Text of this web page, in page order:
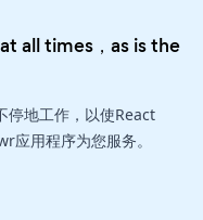
all times，as is the
停地工作，以使React
用程序为您服务。